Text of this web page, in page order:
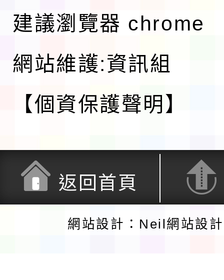
建議瀏覽器 chrome
網站維護:資訊組
【個資保護聲明】
返回首頁
網站設計：Neil網站設